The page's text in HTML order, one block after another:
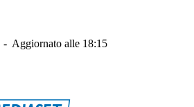
- Aggiornato alle 18:15